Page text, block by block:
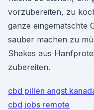
vorzubereiten, zu
ganze eingematschte
sauber machen zu
Shakes aus
zubereiten.
cbd pillen angst
cbd jobs remote